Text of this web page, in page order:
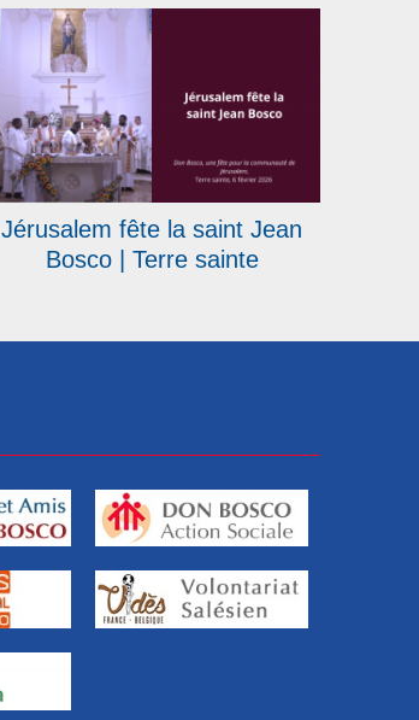
Jérusalem fête la saint Jean
Bosco | Terre sainte